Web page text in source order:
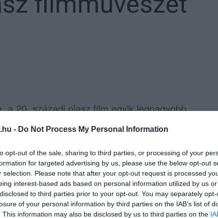
- Do Not Process My Personal Information
opt-out of the sale, sharing to third parties, or processing of your
for targeted advertising by us, please use the below opt-out
selection. Please note that after your opt-out request is processed
interest-based ads based on personal information utilized by us
to third parties prior to your opt-out. You may separately
of your personal information by third parties on the IAB’s list of
This information may also be disclosed by us to third parties on the
a 20. századi olasz film egyik legnagyobb
ügynökére hivatkozva. Cardinale
családja körében hunyt el.
származású családban, és már pályája
dolgozott együtt: Luchino Visconti,
és Sergio Leone is szerepet adott neki.
egy Vadnyugatcímű